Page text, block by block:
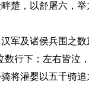
，以舒屠六，举
及诸侯兵围之数
行下；左右皆泣
将灌婴以五千骑